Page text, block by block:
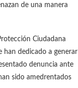
de una manera
Ciudadana
han dedicado a generar
denuncia ante
sido amedrentados